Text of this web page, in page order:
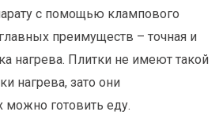
с помощью клампового
преимуществ – точная и
нагрева. Плитки не имеют такой
нагрева, зато они
можно готовить еду.